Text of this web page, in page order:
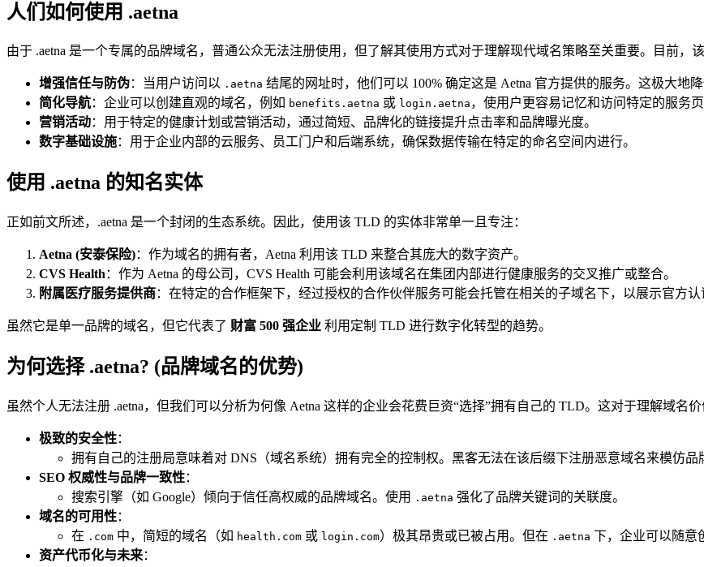
人们如何使用 .aetna
由于 .aetna 是一个专属的品牌域名，普通公众无法注册使用，但了解其使用方式对于理解现代域名策略至关重要。目前，
增强信任与防伪：当用户访问以 .aetna 结尾的网址时，他们可以 100% 确定这是 Aetna 官方提供的服务。这极大地
简化导航：企业可以创建直观的域名，例如 benefits.aetna 或 login.aetna ，使用户更容易记忆和访问特定的服务页
营销活动：用于特定的健康计划或营销活动，通过简短、品牌化的链接提升点击率和品牌曝光度。
数字基础设施：用于企业内部的云服务、员工门户和后端系统，确保数据传输在特定的命名空间内进行。
使用 .aetna 的知名实体
正如前文所述，.aetna 是一个封闭的生态系统。因此，使用该 TLD 的实体非常单一且专注：
Aetna (安泰保险)：作为域名的拥有者，Aetna 利用该 TLD 来整合其庞大的数字资产。
CVS Health ：作为 Aetna 的母公司，CVS Health 可能会利用该域名在集团内部进行健康服务的交叉推广或整合。
附属医疗服务提供商：在特定的合作框架下，经过授权的合作伙伴服务可能会托管在相关的子域名下，以展示官方认
虽然它是单一品牌的域名，但它代表了 财富 500 强企业 利用定制 TLD 进行数字化转型的趋势。
为何选择 .aetna? (品牌域名的优势)
虽然个人无法注册 .aetna，但我们可以分析为何像 Aetna 这样的企业会花费巨资“选择”拥有自己的 TLD。这对于理解域名
极致的安全性：
拥有自己的注册局意味着对 DNS（域名系统）拥有完全的控制权。黑客无法在该后缀下注册恶意域名来模仿品
SEO 权威性与品牌一致性：
搜索引擎（如 Google）倾向于信任高权威的品牌域名。使用
.aetna 强化了品牌关键词的关联度。
域名的可用性：
在 .com 中，简短的域名（如 health.com 或 login.com）极其昂贵或已被占用。但在 .aetna 下，企业可以随意
资产代币化与未来：